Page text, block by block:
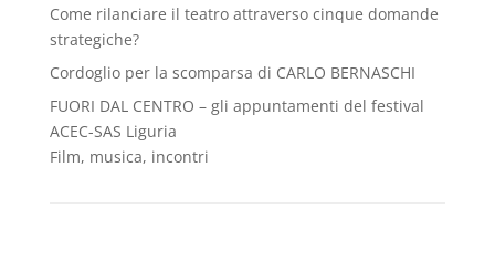
Come rilanciare il teatro attraverso cinque domande
strategiche?
Cordoglio per la scomparsa di CARLO BERNASCHI
FUORI DAL CENTRO – gli appuntamenti del festival
ACEC-SAS Liguria
Film, musica, incontri